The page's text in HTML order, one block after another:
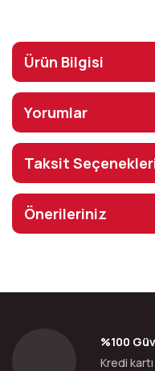
Ürün Bilgisi
Yorumlar
Taksit
Önerileriniz
%100
Kredi